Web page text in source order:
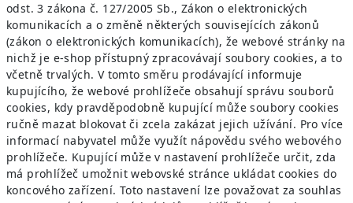
odst. 3 zákona č. 127/2005 Sb., Zákon o elektronických
komunikacích a o změně některých souvisejících zákonů
(zákon o elektronických komunikacích), že webové stránky na
nichž je e-shop přístupný zpracovávají soubory cookies, a to
včetně trvalých. V tomto směru prodávající informuje
kupujícího, že webové prohlížeče obsahují správu souborů
cookies, kdy pravděpodobně kupující může soubory cookies
ručně mazat blokovat či zcela zakázat jejich užívání. Pro více
informací nabyvatel může využít nápovědu svého webového
prohlížeče. Kupující může v nastavení prohlížeče určit, zda
má prohlížeč umožnit webovské stránce ukládat cookies do
koncového zařízení. Toto nastavení lze považovat za souhlas